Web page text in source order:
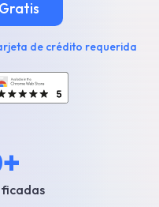
Gratis
de crédito requerida